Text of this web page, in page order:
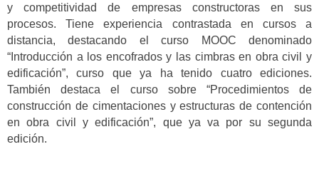
y competitividad de empresas constructoras en sus
procesos. Tiene experiencia contrastada en cursos a
distancia, destacando el curso MOOC denominado
“Introducción a los encofrados y las cimbras en obra civil y
edificación”, curso que ya ha tenido cuatro ediciones.
También destaca el curso sobre “Procedimientos de
construcción de cimentaciones y estructuras de contención
en obra civil y edificación”, que ya va por su segunda
edición.